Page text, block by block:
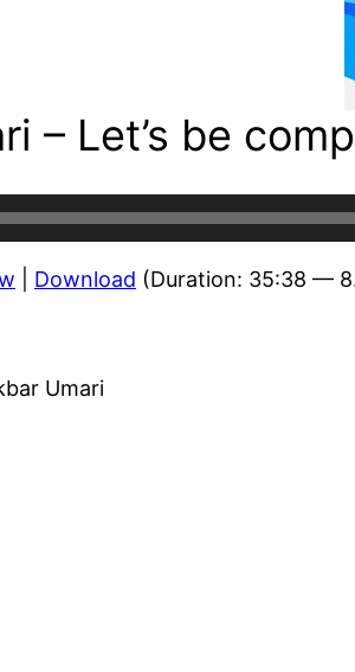
– Let’s be
Download (Duration: 35:38 —
Umari